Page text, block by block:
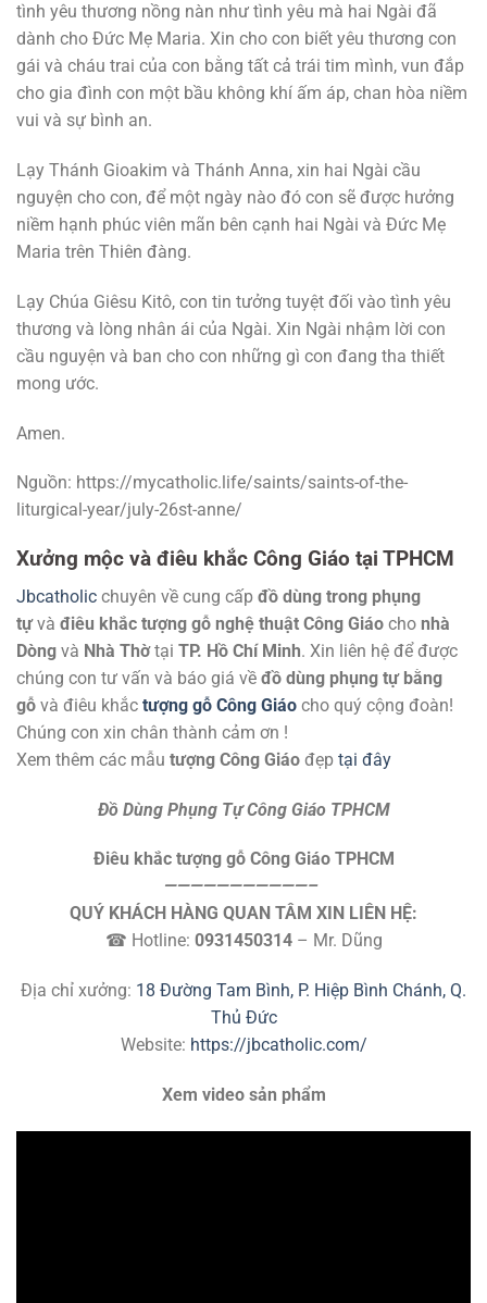
tình yêu thương nồng nàn như tình yêu mà hai Ngài đã
dành cho Đức Mẹ Maria. Xin cho con biết yêu thương con
gái và cháu trai của con bằng tất cả trái tim mình, vun đắp
cho gia đình con một bầu không khí ấm áp, chan hòa niềm
vui và sự bình an.
Lạy Thánh Gioakim và Thánh Anna, xin hai Ngài cầu
nguyện cho con, để một ngày nào đó con sẽ được hưởng
niềm hạnh phúc viên mãn bên cạnh hai Ngài và Đức Mẹ
Maria trên Thiên đàng.
Lạy Chúa Giêsu Kitô, con tin tưởng tuyệt đối vào tình yêu
thương và lòng nhân ái của Ngài. Xin Ngài nhậm lời con
cầu nguyện và ban cho con những gì con đang tha thiết
mong ước.
Amen.
Nguồn: https://mycatholic.life/saints/saints-of-the-
liturgical-year/july-26st-anne/
Xưởng mộc và điêu khắc Công Giáo tại TPHCM
Jbcatholic chuyên về cung cấp đồ dùng trong phụng
tựvà điêu khắc tượng gỗ nghệ thuật Công Giáo cho nhà
Dòng và Nhà Thờtại TP. Hồ Chí Minh. Xin liên hệ để được
chúng con tư vấn và báo giá về đồ dùng phụng tự bằng
gỗ và điêu khắc tượng gỗ Công Giáo cho quý cộng đoàn!
Chúng con xin chân thành cảm ơn !
Xem thêm các mẫu tượng Công Giáo đẹp tại đây
Đồ Dùng Phụng Tự Công Giáo TPHCM
Điêu khắc tượng gỗ Công Giáo TPHCM
———————————–
QUÝ KHÁCH HÀNG QUAN TÂM XIN LIÊN HỆ:
☎ Hotline: 0931450314– Mr. Dũng
Địa chỉ xưởng: 18 Đường Tam Bình, P. Hiệp Bình Chánh, Q.
Thủ Đức
Website: https://jbcatholic.com/
Xem video sản phẩm